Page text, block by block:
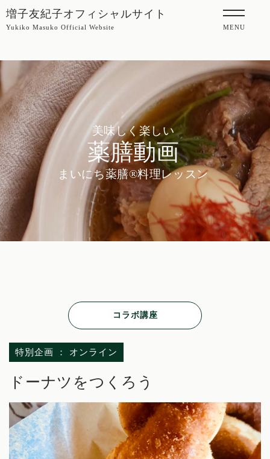
増子友紀子オフィシャルサイト
Yukiko Masuko Official Website MENU
美味しく楽しい
薬膳動画
まいにち薬膳®料理レッスン
コラボ講座
特別企画 ： オンライン
ドーナツをつくろう